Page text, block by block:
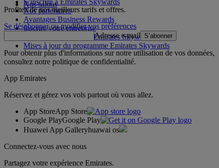
Nos salons
Nos partenaires
Avantages Business Rewards
Inscrire votre entreprise
Règles du programme Emirates Skywards
Mises à jour du programme Emirates Skywards
Profitez de nos meilleurs tarifs et offres.
Se désabonner ou modifier vos préférences
Adresse e-mail S’abonner
Pour obtenir plus d'informations sur notre utilisation de vos données,
consultez notre politique de confidentialité.
App Emirates
Réservez et gérez vos vols partout où vous allez.
App StoreApp Store
Google PlayGoogle Play
Huawei App Galleryhuawai os
Connectez-vous avec nous
Partagez votre expérience Emirates.